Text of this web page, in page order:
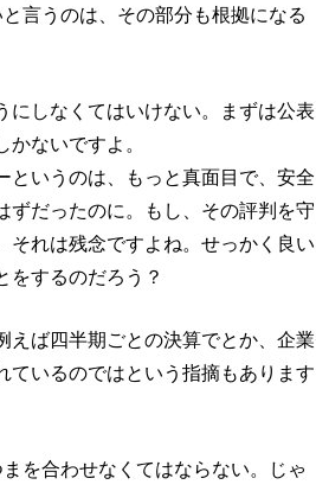
言うのは、その部分も根拠になる
にしなくてはいけない。まずは公表
ないですよ。
というのは、もっと真面目で、安全
ずだったのに。もし、その評判を守
それは残念ですよね。せっかく良い
をするのだろう？
えば四半期ごとの決算でとか、企業
ているのではという指摘もあります
を合わせなくてはならない。じゃ